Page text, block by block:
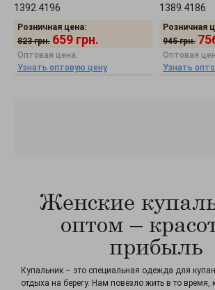
1392.4196
Розничная цена:
823 грн. 659 грн.
Оптовая цена:
Узнать оптовую цену
1389.4186
Розничная
945 грн.
Оптовая
Узнать
Женские
оптом –
прибыль
Купальник – это специальная одежда для
отдыха на берегу. Нам повезло жить в то время,